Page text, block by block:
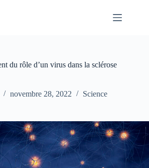
du rôle d’un virus dans la sclérose
novembre 28, 2022 Science